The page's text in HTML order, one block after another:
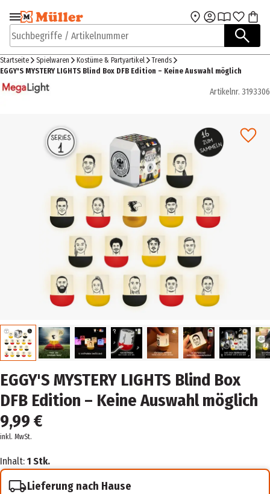
Zur Navigation
springen
Zum Hauptinhalt
Suchbegriffe / Artikelnummer
Startseite Spielwaren Kostüme & Partyartikel
Trends
EGGY'S MYSTERY LIGHTS Blind Box DFB Edition – Keine Auswahl möglich
Artikelnr. 3193306
EGGY'S MYSTERY LIGHTS Blind Box
DFB Edition – Keine Auswahl möglich
9,99 €
inkl. MwSt.
Inhalt: 1 Stk.
Lieferung nach Hause